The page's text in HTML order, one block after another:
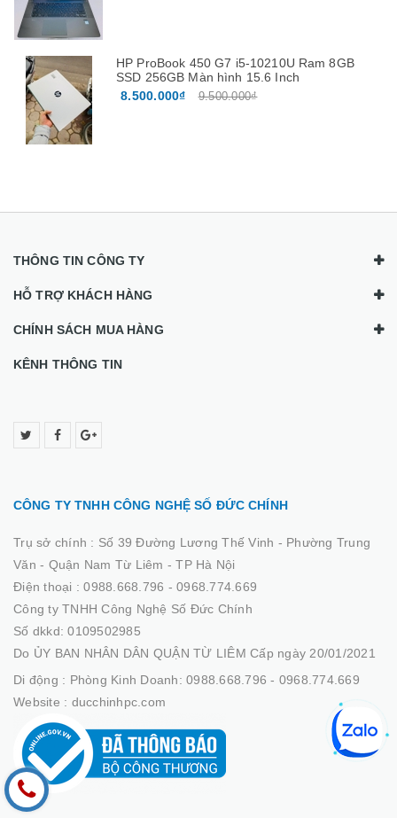
HP ProBook 450 G7 i5-10210U Ram 8GB
SSD 256GB Màn hình 15.6 Inch
8.500.000₫
9.500.000₫
THÔNG TIN CÔNG TY
HỖ TRỢ KHÁCH HÀNG
CHÍNH SÁCH MUA HÀNG
KÊNH THÔNG TIN
CÔNG TY TNHH CÔNG NGHỆ SỐ ĐỨC CHÍNH
Trụ sở chính : Số 39 Đường Lương Thế Vinh - Phường Trung
Văn - Quận Nam Từ Liêm - TP Hà Nội
Điện thoại :0988.668.796 - 0968.774.669
Công ty TNHH Công Nghệ Số Đức Chính
Số dkkd: 0109502985
Do ỦY BAN NHÂN DÂN QUẬN TỪ LIÊM Cấp ngày 20/01/2021
Di động : Phòng Kinh Doanh: 0988.668.796 - 0968.774.669
Website : ducchinhpc.com